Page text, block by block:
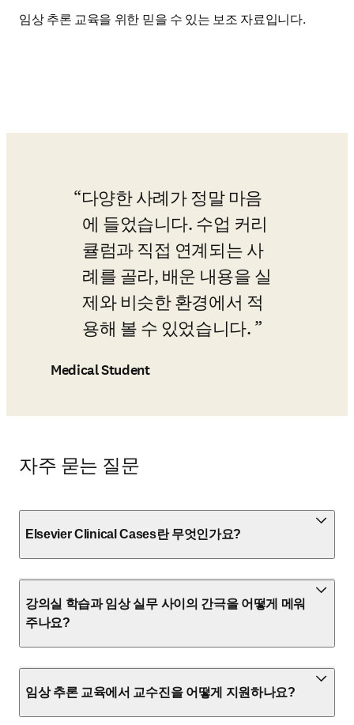
임상 추론 교육을 위한 믿을 수 있는 보조 자료입니다.
다양한 사례가 정말 마음
에 들었습니다. 수업 커리
큘럼과 직접 연계되는 사
례를 골라, 배운 내용을 실
제와 비슷한 환경에서 적
용해 볼 수 있었습니다.
Medical Student
자주 묻는 질문
Elsevier Clinical Cases란 무엇인가요?
강의실 학습과 임상 실무 사이의 간극을 어떻게 메워
주나요?
임상 추론 교육에서 교수진을 어떻게 지원하나요?